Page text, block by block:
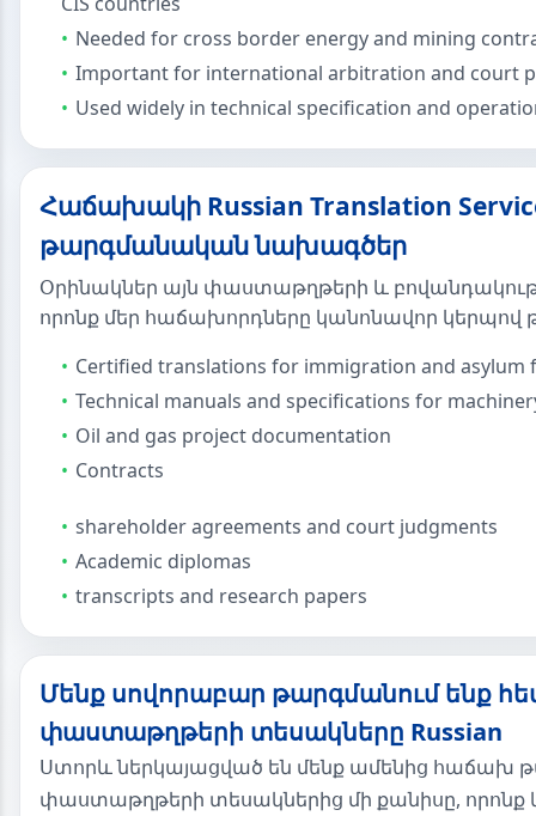
Needed for cross border energy and mining
Important for international arbitration and court
Used widely in technical specification and
Հաճախակի Russian Translation
թարգմանական նախագծեր
Օրինակներ այն փաստաթղթերի և
որոնք մեր հաճախորդները կանոնավոր կերպով
Certified translations for immigration and asylum
Technical manuals and specifications for
Oil and gas project documentation
Contracts
shareholder agreements and court judgments
Academic diplomas
transcripts and research papers
Մենք սովորաբար թարգմանում ենք
փաստաթղթերի տեսակները Russian
Ստորև ներկայացված են մենք ամենից հաճախ
փաստաթղթերի տեսակներից մի քանիսը, որոնք